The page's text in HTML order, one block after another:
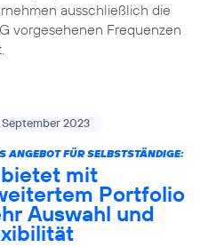
ausschließlich die
vorgesehenen Frequenzen
September 2023
ANGEBOT FÜR SELBSTSTÄNDIGE:
bietet mit
Portfolio
Auswahl und